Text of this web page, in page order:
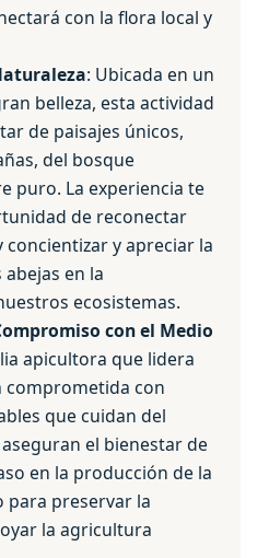
con la flora local y
: Ubicada en un
belleza, esta actividad
de paisajes únicos,
del bosque
puro. La experiencia te
de reconectar
concientizar y apreciar la
en la
ecosistemas.
con el Medio
apicultora que lidera
comprometida con
que cuidan del
el bienestar de
en la producción de la
para preservar la
la agricultura